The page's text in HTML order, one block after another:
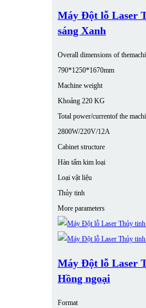
Máy Đột lỗ Laser
sáng Xanh
Overall dimensions of
790*1250*1670mm
Machine weight
Khoảng 220 KG
Total power/currentof the
2800W/220V/12A
Cabinet structure
Hàn tấm kim loại
Loại vật liệu
Thủy tinh
More parameters
Máy Đột lỗ Laser
Hồng ngoại
Format